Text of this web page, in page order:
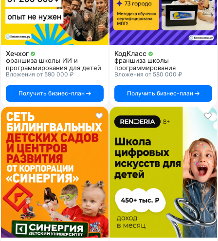
Хечхог
франшиза школы ИИ и
программирования для детей
Вложения от 590 000 ₽
Получить бизнес-план
КодКласс
франшиза школы
программирования
Вложения от 580 000 ₽
Получить бизнес-план